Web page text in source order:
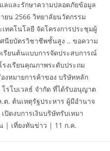
ลและรักษาความปลอดภัยข้อมูล
ยน 2566 วิทยาลัยนวัตกรรม
ทคโนโลยี จัดโครงการประชุมผู้
นียบัตรวิชาชีพชั้นสูง .. ขอความ
รียนต้นแบบการจัดประสบการณ์
รงเรียนคุณภาพระดับประถม
งหมายการค้าของ บริษัทหลัก
รโบเวลธ์ จำกัด ที่ได้รับอนุญาต
ต. ต้นเหตุรัฐประหาร ผู้มีอำนาจ
ดงบการเงินบริษัทรับเหมา
| เที่ยงทันข่าว | 11 ก.ค.